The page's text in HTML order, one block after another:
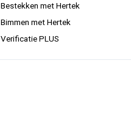
Bestekken met Hertek
Bimmen met Hertek
Verificatie PLUS